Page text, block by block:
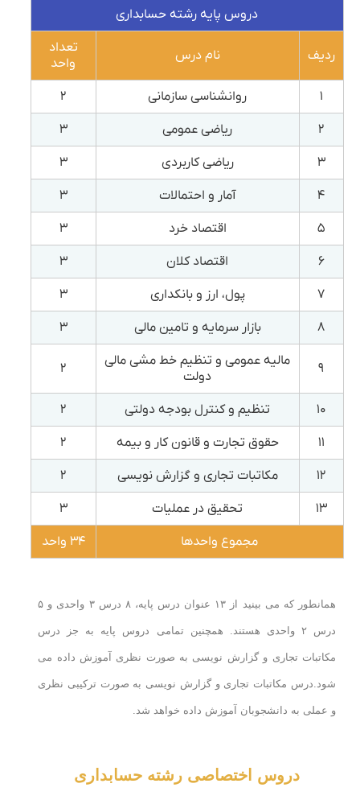
دروس پایه رشته حسابداری
ردیف نام درس
تعداد
واحد
۱ روانشناسی سازمانی ۲
۲ ریاضی عمومی ۳
۳ ریاضی کاربردی ۳
۴ آمار و احتمالات ۳
۵ اقتصاد خرد ۳
۶ اقتصاد کلان ۳
۷ پول، ارز و بانکداری ۳
۸ بازار سرمایه و تامین مالی ۳
۹
مالیه عمومی و تنظیم خط مشی مالی
دولت
۲
۱۰ تنظیم و کنترل بودجه دولتی ۲
۱۱ حقوق تجارت و قانون کار و بیمه ۲
۱۲ مکاتبات تجاری و گزارش نویسی ۲
۱۳ تحقیق در عملیات ۳
مجموع واحدها ۳۴ واحد
همانطور که می بینید از ۱۳ عنوان درس پایه، ۸ درس ۳ واحدی و ۵
درس ۲ واحدی هستند. همچنین تمامی دروس پایه به جز درس
مکاتبات تجاری و گزارش نویسی به صورت نظری آموزش داده می
شود.درس مکاتبات تجاری و گزارش نویسی به صورت ترکیبی نظری
و عملی به دانشجوبان آموزش داده خواهد شد.
دروس اختصاصی رشته حسابداری